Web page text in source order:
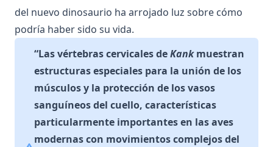
del nuevo dinosaurio ha arrojado luz sobre cómo
podría haber sido su vida.
“Las vértebras cervicales deKankmuestran
estructuras especiales para la unión de los
músculos y la protección de los vasos
sanguíneos del cuello, características
particularmente importantes en las aves
modernas con movimientos complejos del